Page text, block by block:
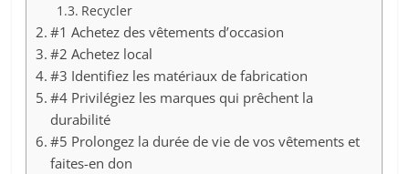
Recycler
#1 Achetez des vêtements d’occasion
#2 Achetez local
#3 Identifiez les matériaux de fabrication
#4 Privilégiez les marques qui prêchent la
durabilité
#5 Prolongez la durée de vie de vos vêtements et
faites-en don